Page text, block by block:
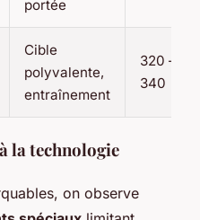
portée
Cible
polyvalente,
entraînement
320 –
340
la technologie
on observe